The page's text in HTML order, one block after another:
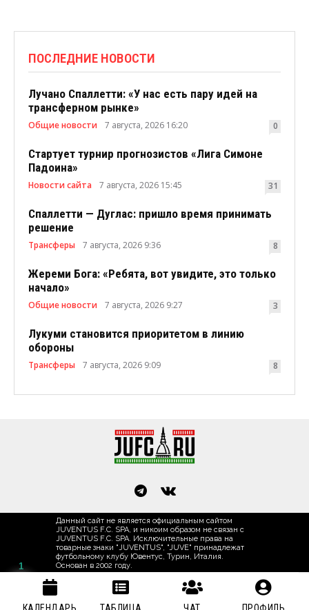
ПОСЛЕДНИЕ НОВОСТИ
Лучано Спаллетти: «У нас есть пару идей на
трансферном рынке»
Общие новости 7 августа, 2026 16:20 0
Стартует турнир прогнозистов «Лига Симоне
Падоина»
Новости сайта 7 августа, 2026 15:45 31
Спаллетти — Дуглас: пришло время принимать
решение
Трансферы 7 августа, 2026 9:36 8
Жереми Бога: «Ребята, вот увидите, это только
начало»
Общие новости 7 августа, 2026 9:27 3
Лукуми становится приоритетом в линию
обороны
Трансферы 7 августа, 2026 9:09 8
Данный сайт не является официальным сайтом
JUVENTUS F.C. SPA, и никоим образом не связан с
JUVENTUS F.C. SPA. Исключительные права на
товарные знаки "JUVENTUS", "JUVE" принадлежат
футбольному клубу Ювентус, Турин, Италия.
Основан в 2002 году.
1